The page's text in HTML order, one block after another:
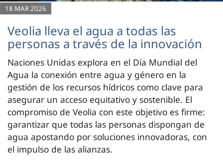
18 MAR 2026
Veolia lleva el agua a todas las
personas a través de la innovación
Naciones Unidas explora en el Día Mundial del
Agua la conexión entre agua y género en la
gestión de los recursos hídricos como clave para
asegurar un acceso equitativo y sostenible. El
compromiso de Veolia con este objetivo es firme:
garantizar que todas las personas dispongan de
agua apostando por soluciones innovadoras, con
el impulso de las alianzas.